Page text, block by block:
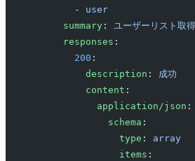
        -
user
      summary
: ユーザーリスト取得
      responses
:
        200
:
          description
: 成功
          content
:
            application/json
:
              schema
:
                type
: array
                items
: